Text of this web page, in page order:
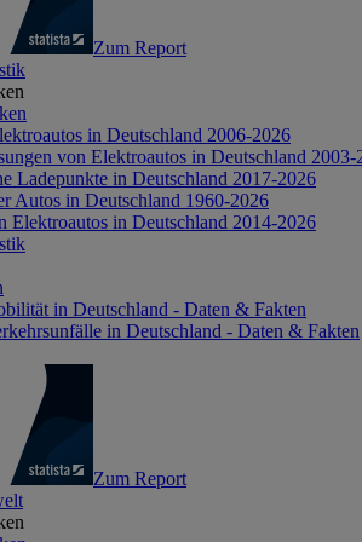
Zum Report
in Deutschland 2006-2026
von Elektroautos in Deutschland 2003-
Ladepunkte in Deutschland 2017-2026
Autos in Deutschland 1960-2026
Elektroautos in Deutschland 2014-2026
in Deutschland - Daten & Fakten
in Deutschland - Daten & Fakten
Zum Report